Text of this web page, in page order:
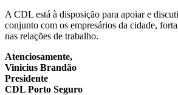
A CDL está à disposição para apoiar e
conjunto com os empresários da cidade,
nas relações de trabalho.
Atenciosamente,
Vinicius Brandão
Presidente
CDL Porto Seguro